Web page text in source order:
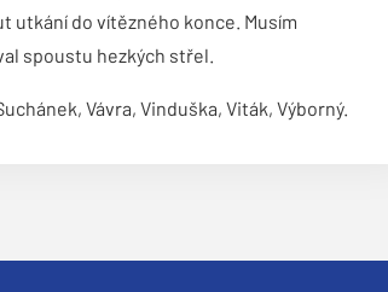
utkání do vítězného konce. Musím
spoustu hezkých střel.
Vávra, Vinduška, Viták, Výborný.